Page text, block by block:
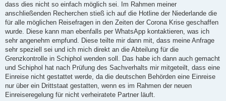
dass dies nicht so einfach möglich sei. Im Rahmen meiner
anschließenden Recherchen stieß ich auf die Hotline der Niederlande die
für alle möglichen Reisefragen in den Zeiten der Corona Krise geschaffen
wurde. Diese kann man ebenfalls per WhatsApp kontaktieren, was ich
sehr angenehm empfund. Diese teilte mir dann mit, dass meine Anfrage
sehr speziell sei und ich mich direkt an die Abteilung für die
Grenzkontrolle in Schiphol wenden soll. Das habe ich dann auch gemacht
und Schiphol hat nach Prüfung des Sachverhalts mir mitgeteilt, dass eine
Einreise nicht gestattet werde, da die deutschen Behörden eine Einreise
nur über ein Drittstaat gestatten, wenn es im Rahmen der neuen
Einreiseregelung für nicht verheiratete Partner läuft.